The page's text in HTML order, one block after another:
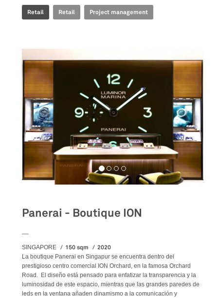
Retail Retail Project management
Panerai - Boutique ION
SINGAPORE 150 sqm 2020
La boutique Panerai en Singapur se encuentra dentro del
prestigioso centro comercial ION Orchard, en la famosa Orchard
Road. El diseño está pensado para enfatizar la transparencia y la
luminosidad de este espacio, mientras que las grandes paredes de
leds en la ventana añaden dinamismo a la comunicación y